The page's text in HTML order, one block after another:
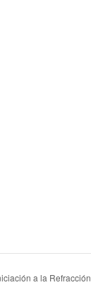
a la Refracción